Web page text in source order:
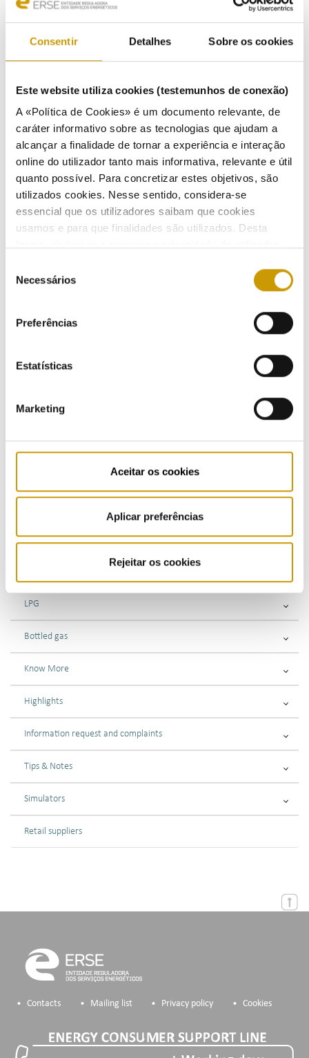
Consentir Detalhes Sobre os cookies
Este website utiliza cookies (testemunhos de conexão)
A «Política de Cookies» é um documento relevante, de
caráter informativo sobre as tecnologias que ajudam a
alcançar a finalidade de tornar a experiência e interação
online do utilizador tanto mais informativa, relevante e útil
quanto possível. Para concretizar estes objetivos, são
utilizados cookies. Nesse sentido, considera-se
essencial que os utilizadores saibam que cookies
usamos e para que finalidades são utilizados. Desta
simples possível de usar. Para obter mais informações
sobre como são tratados os seus dados pessoais,
Necessários
Preferências
Estatísticas
Marketing
Aceitar os cookies
Aplicar preferências
Rejeitar os cookies
ENERGY CONSUMERS
Energy Consumers
Eletricity
Who is who?
Understanding the invoice
Submitting complaints or enquiries
LPG
Bottled gas
Know More
Highlights
Information request and complaints
Tips & Notes
Simulators
Retail suppliers
Contacts Mailing list Privacy policy Cookies